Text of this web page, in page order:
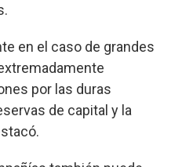
en el caso de grandes
por las duras
de capital y la